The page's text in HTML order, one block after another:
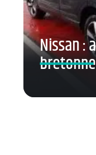
Nissan :
bretonne